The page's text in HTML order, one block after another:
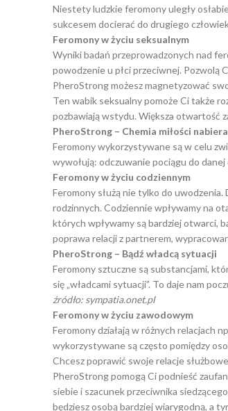
Niestety ludzkie feromony uległy
sukcesem docierać do drugiego
Feromony w życiu seksualnym
Wyniki badań przeprowadzonych nad
powodzenie u płci przeciwnej. Pozwolą
PheroStrong możesz magnetyzować
Ten wabik seksualny pomoże Ci także
pozbawiają wstydu. Większa otwartość
PheroStrong – Chemia miłości
Feromony wykorzystywane są w celu
wywołują: odczuwanie pociągu do
Feromony w życiu codziennym
Feromony służą nie tylko do
rodzinnych. Codziennie wpływamy na
których wpływamy są bardziej otwarci,
poprawa relacji z partnerem,
PheroStrong – Bądź władcą sytuacji
Feromony sztuczne są substancjami,
się „władcami sytuacji”. To daje nam
źródło: sympatia.onet.pl
Feromony w życiu zawodowym
Feromony działają w różnych relacjach
wykorzystywane są często pomiędzy
Chcesz poprawić swoje relacje
PheroStrong pomogą Ci podnieść
siebie i szacunek przeciwnika
będziesz osobą bardziej wiarygodną, a